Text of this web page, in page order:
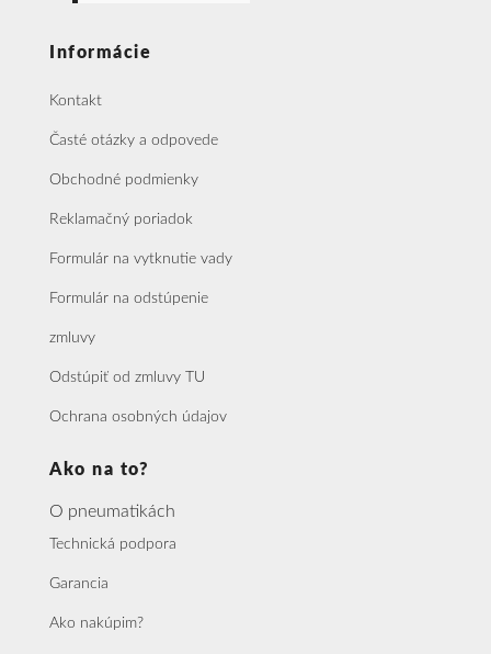
Informácie
Kontakt
Časté otázky a odpovede
Obchodné podmienky
Reklamačný poriadok
Formulár na vytknutie vady
Formulár na odstúpenie
zmluvy
Odstúpiť od zmluvy TU
Ochrana osobných údajov
Ako na to?
O pneumatikách
Technická podpora
Garancia
Ako nakúpim?